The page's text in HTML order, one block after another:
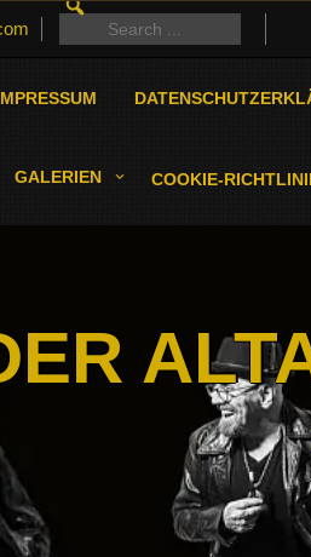
FOR:
Search
for:
GALERIEN COOKIE-